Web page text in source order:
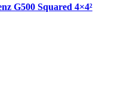
G500 Squared 4×4²